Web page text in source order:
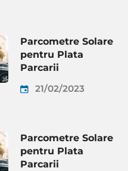
Parcometre Solare
pentru Plata
Parcarii
21/02/2023
Parcometre Solare
pentru Plata
Parcarii